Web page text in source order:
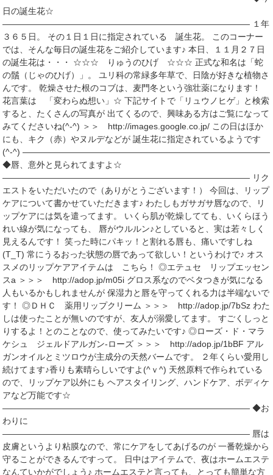
日の誕生花☆
――――――――――――――――――――――――――――― １年
３６５日。 その１日１日に指定されている 誕生花。 このコーナー
では、そんな毎日の誕生花をご紹介しています♪ 本日、１１月２７日
の誕生花は・・・ ☆☆☆ りゅうのひげ ☆☆☆ 正式な和名は「蛇
の鬚（じゃのひげ）」。 ユリ科の常緑多年草で、日陰が好きな植物さ
んです。 乾燥させた根のコブは、麦門冬という強壮薬になります！
花言葉は 「変わらぬ想い」☆ 下記サイトで「リュウノヒゲ」と検索
すると、たくさんの写真が 出てくるので、興味ある方はご覧になって
みてくださいね(^-^) ＞＞ http://images.google.co.jp/ この日はほか
にも、キク（赤）やヌルデなどが 誕生花に指定されているようです
(^-^) ―――――――――――――――――――――――――――――
◆唇、意外と見られてますよ☆
――――――――――――――――――――――――――――― リク
エストをいただいたので（ありがとうございます！） 今回は、リップ
ケアについて書かせていただきます♪ わたしもガサガサ唇なので、リ
ップケアには気を遣ってます。 いくら肌が乾燥してても、いくらほう
れい線が気になっても、 唇がウルルン♪としていると、実は若々しく
見えるんです！ 笑った時にパキッ！と割れる唇も、痛いですしね
(T_T) 常にうるおった状態の唇であって欲しい！というわけで♪ オス
スメのリップケアアイテムは こちら！ ◎エテュセ リップエッセン
スa ＞＞＞ http://adop.jp/m05i グロス系なのでベタつきが気になる
人もいるかもしれませんが 保湿力と唇を守ってくれる力は半端ないで
す！ ◎ＤＨＣ 薬用リップクリーム ＞＞＞ http://adop.jp/7bSz わた
しは使ったことが無いのですが、友人が溺愛してます。 すごくしっと
りするよ！とのことなので、使ってみたいです♪ ◎ローズ・ド・マラ
ケシュ ジェルドアルガン‐ローズ ＞＞＞ http://adop.jp/1bBF アル
ガンオイルとミツロウが主成分の天然バームです。 ２年くらい愛用し
続けてます♪香りも素晴らしいですよ(^ｖ^) 天然原料で作られている
ので、リップケア以外にも ヘアスタイリング、ハンドケア、ボディケ
アなど万能です☆
――――――――――――――――――――――――――――― ◆お
わりに
――――――――――――――――――――――――――――― 唇は
皮膚というより粘膜なので、常にケアをしてあげるのが 一番乾燥から
守ることができるんですって。 日中はアイテムで、夜はホームエステ
なんていかがでしょう♪ ホームエステと言っても、とっても簡単な方